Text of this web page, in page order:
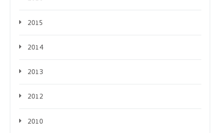
2015
2014
2013
2012
2010